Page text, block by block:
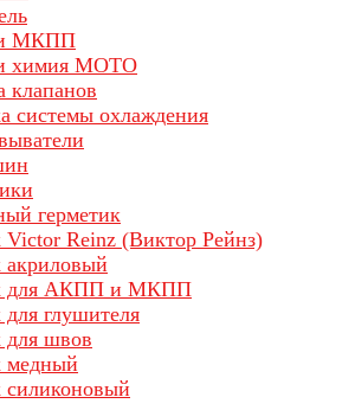
МКПП
химия МОТО
клапанов
системы охлаждения
герметик
Victor Reinz (Виктор Рейнз)
акриловый
для АКПП и МКПП
для глушителя
для швов
медный
силиконовый